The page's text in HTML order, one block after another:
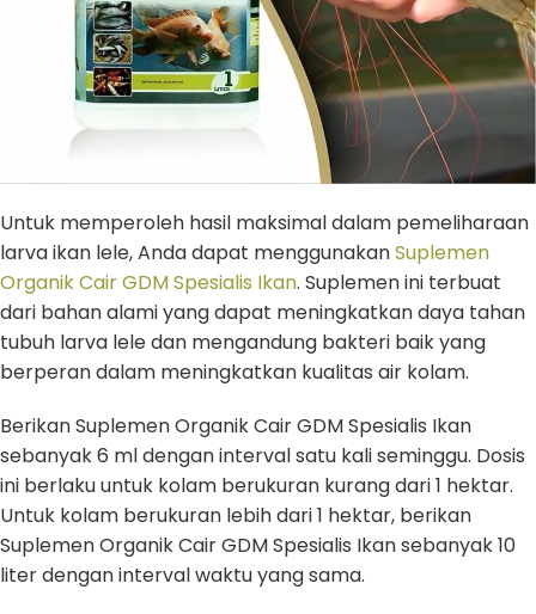
Untuk memperoleh hasil maksimal dalam pemeliharaan
larva ikan lele, Anda dapat menggunakanSuplemen
Organik Cair GDM Spesialis Ikan. Suplemen ini terbuat
dari bahan alami yang dapat meningkatkan daya tahan
tubuh larva lele dan mengandung bakteri baik yang
berperan dalam meningkatkan kualitas air kolam.
Berikan Suplemen Organik Cair GDM Spesialis Ikan
sebanyak 6 ml dengan interval satu kali seminggu. Dosis
ini berlaku untuk kolam berukuran kurang dari 1 hektar.
Untuk kolam berukuran lebih dari 1 hektar, berikan
Suplemen Organik Cair GDM Spesialis Ikan sebanyak 10
liter dengan interval waktu yang sama.